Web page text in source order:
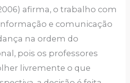
afirma, o trabalho com
e comunicação
na ordem do
pois os professores
livremente o que